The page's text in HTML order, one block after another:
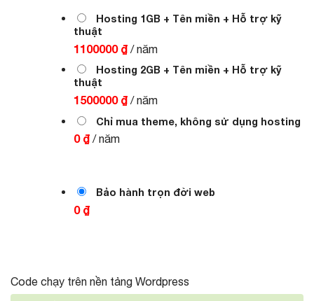
700.000 ₫.
Hosting 1GB + Tên miền + Hỗ trợ kỹ
thuật
1100000 ₫ / năm
Hosting 2GB + Tên miền + Hỗ trợ kỹ
thuật
1500000 ₫ / năm
Chỉ mua theme, không sử dụng hosting
0 ₫ / năm
Bảo hành trọn đời web
0 ₫
Code chạy trên nền tảng Wordpress